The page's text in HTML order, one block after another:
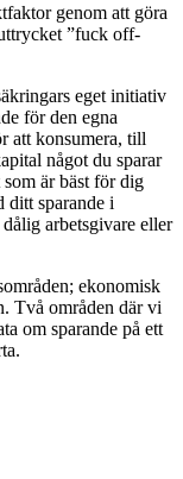
genom att göra
”fuck off-
eget initiativ
för den egna
att konsumera, till
något du sparar
är bäst för dig
ditt sparande i
arbetsgivare eller
ekonomisk
Två områden där vi
om sparande på ett